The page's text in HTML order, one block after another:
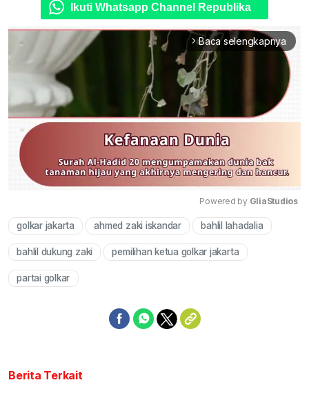
Ikuti Whatsapp Channel Republika
arrow_forward_ios Baca selengkapnya
Mute
Powered by GliaStudios
golkar jakarta ahmed zaki iskandar bahlil lahadalia
bahlil dukung zaki pemilihan ketua golkar jakarta
partai golkar
Berita Terkait